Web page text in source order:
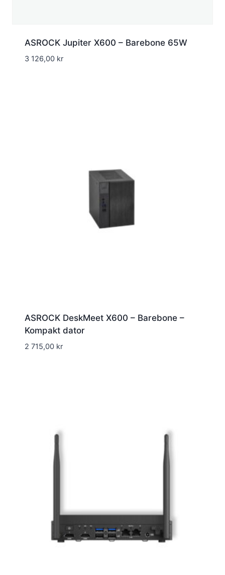
ASROCK Jupiter X600 – Barebone 65W
3 126,00 kr
ASROCK DeskMeet X600 – Barebone –
Kompakt dator
2 715,00 kr